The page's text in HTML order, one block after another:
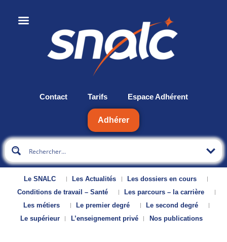
Contact Tarifs Espace Adhérent
Adhérer
Le SNALC Les Actualités
Les dossiers en cours
Conditions de travail – Santé
Les parcours – la carrière
Les métiers
Le premier degré
Le second degré
Le supérieur
L’enseignement privé Nos publications